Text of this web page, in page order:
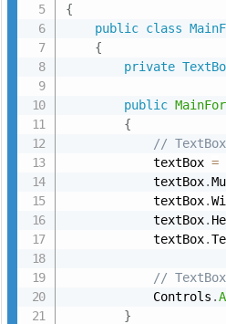
{
public class
{
private
public
{
// TextBox
            textBox
=
            textBox
.
            textBox
.
            textBox
.
            textBox
.
// TextBox
            Controls
.
}